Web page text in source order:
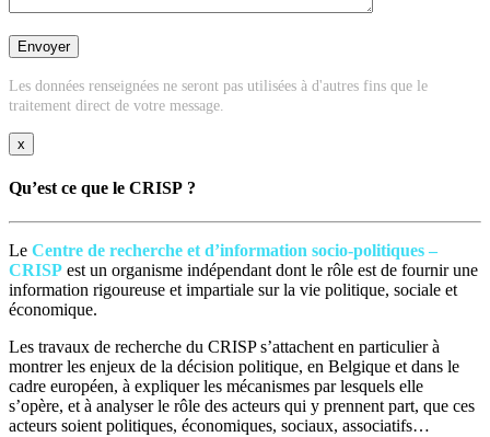
Les données renseignées ne seront pas utilisées à d'autres fins que le
traitement direct de votre message.
x
Qu’est ce que le CRISP ?
Le Centre de recherche et d’information socio-politiques –
CRISP est un organisme indépendant dont le rôle est de fournir une
information rigoureuse et impartiale sur la vie politique, sociale et
économique.
Les travaux de recherche du CRISP s’attachent en particulier à
montrer les enjeux de la décision politique, en Belgique et dans le
cadre européen, à expliquer les mécanismes par lesquels elle
s’opère, et à analyser le rôle des acteurs qui y prennent part, que ces
acteurs soient politiques, économiques, sociaux, associatifs…